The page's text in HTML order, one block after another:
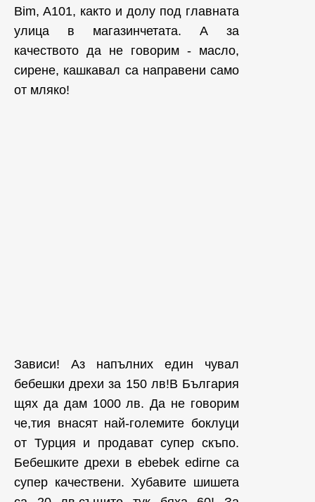
Bim, A101, както и долу под главната
улица в магазинчетата. А за
качеството да не говорим - масло,
сирене, кашкавал са направени само
от мляко!
Зависи! Аз напълних един чувал
бебешки дрехи за 150 лв!В България
щях да дам 1000 лв. Да не говорим
че,тия внасят най-големите боклуци
от Турция и продават супер скъпо.
Бебешките дрехи в ebebek edirne са
супер качествени. Хубавите шишета